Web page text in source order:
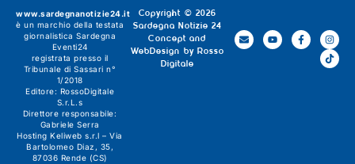
Copyright © 2026
Sardegna Notizie 24
Concept and
WebDesign by Rosso
Digitale
www.sardegnanotizie24.it
è un marchio della testata
giornalistica Sardegna
Eventi24
registrata presso il
Tribunale di Sassari n°
1/2018
Editore: RossoDigitale
S.r.L.s
Direttore responsabile:
Gabriele Serra
Hosting Keliweb s.r.l – Via
Bartolomeo Diaz, 35,
87036 Rende (CS)